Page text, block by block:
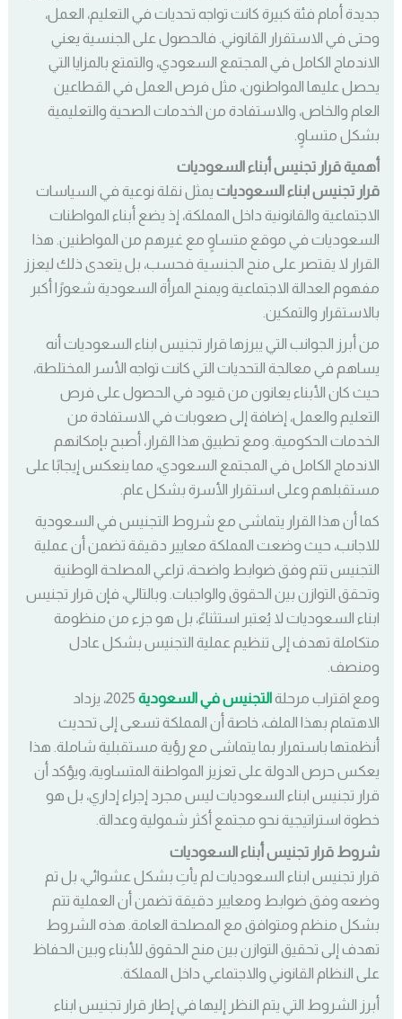
جديدة أمام فئة كبيرة كانت تواجه تحديات في التعليم، العمل،
وحتى في الاستقرار القانوني. فالحصول على الجنسية يعني
الاندماج الكامل في المجتمع السعودي، والتمتع بالمزايا التي
يحصل عليها المواطنون، مثل فرص العمل في القطاعين
العام والخاص، والاستفادة من الخدمات الصحية والتعليمية
بشكل متساوٍ.
أهمية قرار تجنيس أبناء السعوديات
قرار تجنيس ابناء السعوديات يمثل نقلة نوعية في السياسات
الاجتماعية والقانونية داخل المملكة، إذ يضع أبناء المواطنات
السعوديات في موقع متساوٍ مع غيرهم من المواطنين. هذا
القرار لا يقتصر على منح الجنسية فحسب، بل يتعدى ذلك ليعزز
مفهوم العدالة الاجتماعية ويمنح المرأة السعودية شعورًا أكبر
بالاستقرار والتمكين.
من أبرز الجوانب التي يبرزها قرار تجنيس ابناء السعوديات أنه
يساهم في معالجة التحديات التي كانت تواجه الأسر المختلطة،
حيث كان الأبناء يعانون من قيود في الحصول على فرص
التعليم والعمل، إضافة إلى صعوبات في الاستفادة من
الخدمات الحكومية. ومع تطبيق هذا القرار، أصبح بإمكانهم
الاندماج الكامل في المجتمع السعودي، مما ينعكس إيجابًا على
مستقبلهم وعلى استقرار الأسرة بشكل عام.
كما أن هذا القرار يتماشى مع شروط التجنيس في السعودية
للاجانب، حيث وضعت المملكة معايير دقيقة تضمن أن عملية
التجنيس تتم وفق ضوابط واضحة، تراعي المصلحة الوطنية
وتحقق التوازن بين الحقوق والواجبات. وبالتالي، فإن قرار تجنيس
ابناء السعوديات لا يُعتبر استثناءً، بل هو جزء من منظومة
متكاملة تهدف إلى تنظيم عملية التجنيس بشكل عادل
ومنصف.
ومع اقتراب مرحلة التجنيس في السعودية
2025، يزداد
الاهتمام بهذا الملف، خاصة أن المملكة تسعى إلى تحديث
أنظمتها باستمرار بما يتماشى مع رؤية مستقبلية شاملة. هذا
يعكس حرص الدولة على تعزيز المواطنة المتساوية، ويؤكد أن
قرار تجنيس ابناء السعوديات ليس مجرد إجراء إداري، بل هو
خطوة استراتيجية نحو مجتمع أكثر شمولية وعدالة.
شروط قرار تجنيس أبناء السعوديات
قرار تجنيس ابناء السعوديات لم يأتِ بشكل عشوائي، بل تم
وضعه وفق ضوابط ومعايير دقيقة تضمن أن العملية تتم
بشكل منظم ومتوافق مع المصلحة العامة. هذه الشروط
تهدف إلى تحقيق التوازن بين منح الحقوق للأبناء وبين الحفاظ
على النظام القانوني والاجتماعي داخل المملكة.
أبرز الشروط التي يتم النظر إليها في إطار قرار تجنيس ابناء